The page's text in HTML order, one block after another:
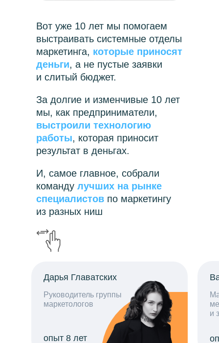
И, самое главное, собрали
команду лучших на рынке
специалистов по маркетингу
из разных ниш
За долгие и изменчивые 10 лет
мы, как предприниматели,
выстроили технологию
работы, которая приносит
результат в деньгах.
Вот уже 10 лет мы помогаем
выстраивать системные отделы
маркетинга, которые приносят
деньги, а не пустые заявки
и слитый бюджет.
Дарья Главатских
опыт 8 лет
Руководитель группы
маркетологов
и